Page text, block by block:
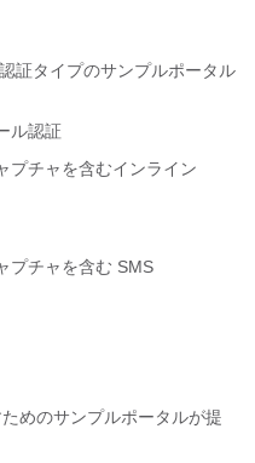
証タイプのサンプルポータル
ル認証
プチャを含むインライン
プチャを含む SMS
めのサンプルポータルが提